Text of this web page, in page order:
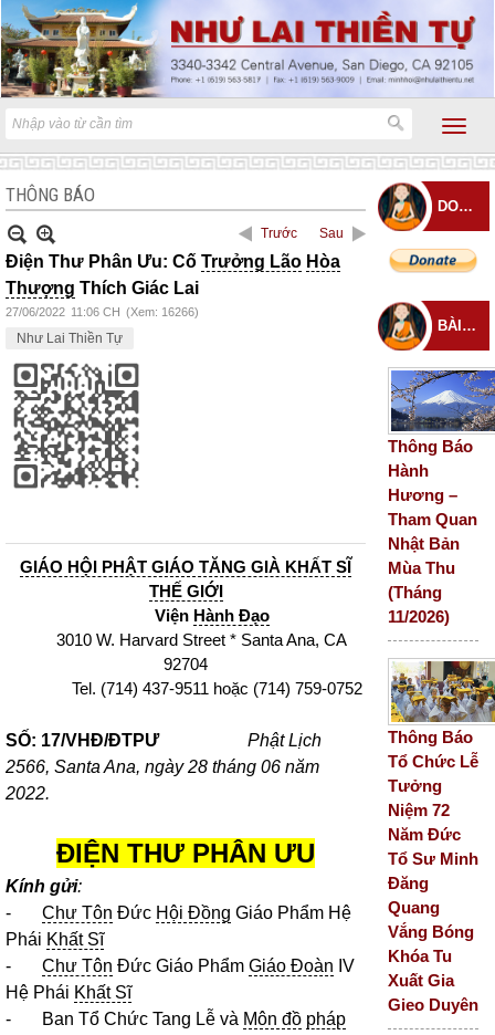
THÔNG BÁO
Trước Sau
Điện Thư Phân Ưu: Cố Trưởng Lão Hòa
Thượng Thích Giác Lai
27/06/2022 11:06 CH (Xem: 16266)
Như Lai Thiền Tự
GIÁO HỘI PHẬT GIÁO TĂNG GIÀ KHẤT SĨ
THẾ GIỚI
Viện Hành Đạo
3010 W. Harvard Street * Santa Ana, CA
92704
Tel. (714) 437-9511 hoặc (714) 759-0752
SỐ: 17/VHĐ/ĐTPƯ Phật Lịch
2566, Santa Ana, ngày 28 tháng 06 năm
2022.
ĐIỆN THƯ PHÂN ƯU
Kính gửi:
- Chư Tôn Đức Hội Đồng Giáo Phẩm Hệ
Phái Khất Sĩ
- Chư Tôn Đức Giáo Phẩm Giáo Đoàn IV
Hệ Phái Khất Sĩ
- Ban Tổ Chức Tang Lễ và Môn đồ pháp
DONATE
BÀI ĐĂNG MỚI
Thông Báo
Hành
Hương –
Tham Quan
Nhật Bản
Mùa Thu
(Tháng
11/2026)
Thông Báo
Tổ Chức Lễ
Tưởng
Niệm 72
Năm Đức
Tổ Sư Minh
Đăng
Quang
Vắng Bóng
Khóa Tu
Xuất Gia
Gieo Duyên